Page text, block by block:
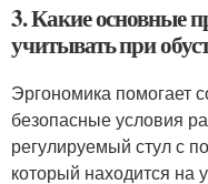
3. Какие основные
учитывать при
Эргономика помогает
безопасные условия
регулируемый стул с
который находится на